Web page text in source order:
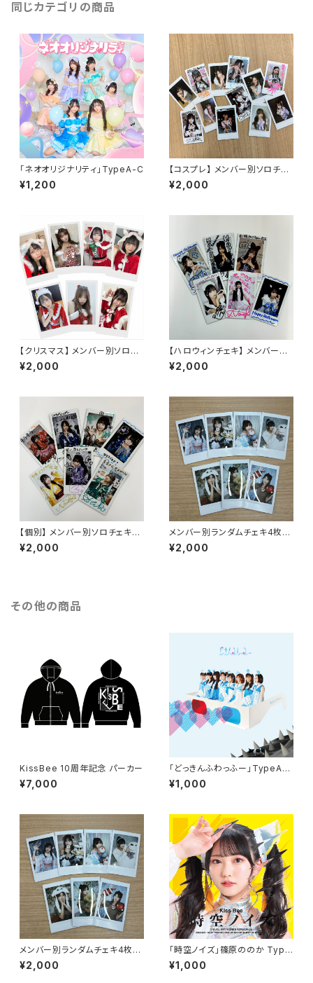
同じカテゴリの商品
「ネオオリジナリティ」TypeA-C
¥1,200
【コスプレ】 メンバー別ソロチェ
キ２枚セット
¥2,000
【クリスマス】 メンバー別ソロチ
ェキ２枚セット
¥2,000
【ハロウィンチェキ】 メンバー別
ソロチェキ２枚セット
¥2,000
【個別】 メンバー別ソロチェキ２
枚セット
¥2,000
メンバー別ランダムチェキ4枚セ
ット
¥2,000
その他の商品
KissBee 10周年記念 パーカー
¥7,000
「どっきんふわっふー」TypeA-
D
¥1,000
メンバー別ランダムチェキ4枚セ
ット
¥2,000
「時空ノイズ」篠原ののか Type
F
¥1,000